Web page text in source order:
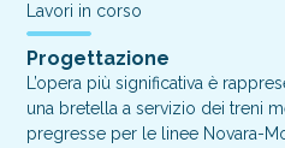
Lavori in corso
Progettazione
L’opera più significativa è
una bretella a servizio dei treni
pregresse per le linee Novara-